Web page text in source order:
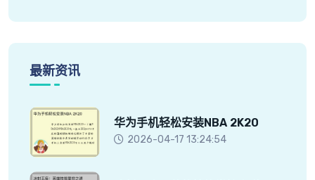
最新资讯
华为手机轻松安装NBA 2K20
2026-04-17 13:24:54